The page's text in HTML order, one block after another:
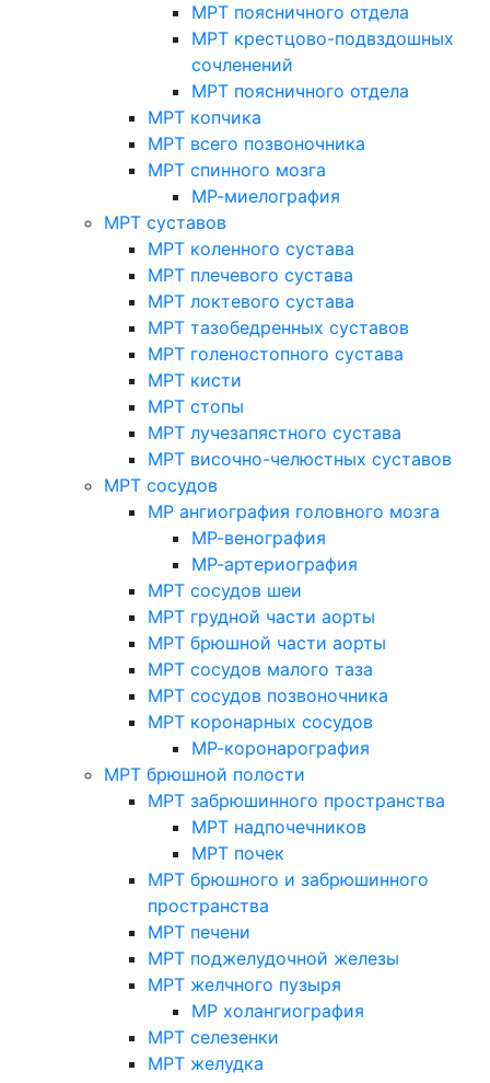
МРТ поясничного отдела
МРТ крестцово-подвздошных
сочленений
МРТ поясничного отдела
МРТ копчика
МРТ всего позвоночника
МРТ спинного мозга
МР-миелография
МРТ суставов
МРТ коленного сустава
МРТ плечевого сустава
МРТ локтевого сустава
МРТ тазобедренных суставов
МРТ голеностопного сустава
МРТ кисти
МРТ стопы
МРТ лучезапястного сустава
МРТ височно-челюстных суставов
МРТ сосудов
МР ангиография головного мозга
МР-венография
МР-артериография
МРТ сосудов шеи
МРТ грудной части аорты
МРТ брюшной части аорты
МРТ сосудов малого таза
МРТ сосудов позвоночника
МРТ коронарных сосудов
МР-коронарография
МРТ брюшной полости
МРТ забрюшинного пространства
МРТ надпочечников
МРТ почек
МРТ брюшного и забрюшинного
пространства
МРТ печени
МРТ поджелудочной железы
МРТ желчного пузыря
МР холангиография
МРТ селезенки
МРТ желудка